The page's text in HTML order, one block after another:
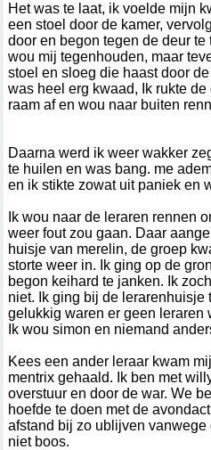
Het was te laat, ik voelde mijn
een stoel door de kamer,
door en begon tegen de deur
wou mij tegenhouden, maar
stoel en sloeg die haast door
was heel erg kwaad, Ik rukte
raam af en wou naar buiten
Daarna werd ik weer wakker
te huilen en was bang. me
en ik stikte zowat uit paniek en
Ik wou naar de leraren rennen
weer fout zou gaan. Daar
huisje van merelin, de groep
storte weer in. Ik ging op de
begon keihard te janken. Ik
niet. Ik ging bij de lerarenhuisje
gelukkig waren er geen leraren
Ik wou simon en niemand
Kees een ander leraar kwam
mentrix gehaald. Ik ben met
overstuur en door de war. We
hoefde te doen met de
afstand bij zo ublijven
niet boos.